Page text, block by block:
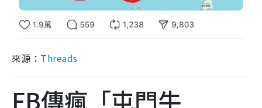
來源： Threads
FB傳瘋「屯門牛